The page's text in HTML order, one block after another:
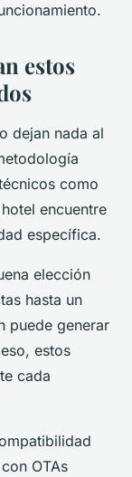
estos
dejan nada al
como
encuentre
específica.
elección
hasta un
puede generar
estos
cada
OTAs